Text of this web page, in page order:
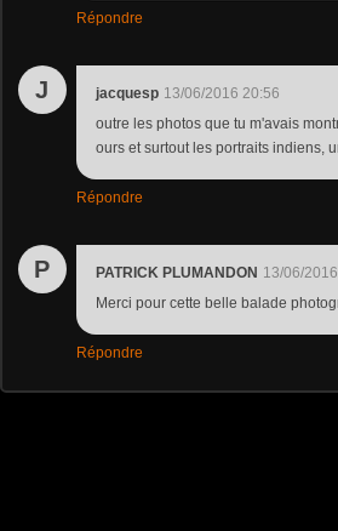
Répondre
J jacquesp 13/06/2016 20:56
outre les photos que tu m'avais
ours et surtout les portraits indiens,
Répondre
P PATRICK PLUMANDON 13/06/
Merci pour cette belle balade
Répondre